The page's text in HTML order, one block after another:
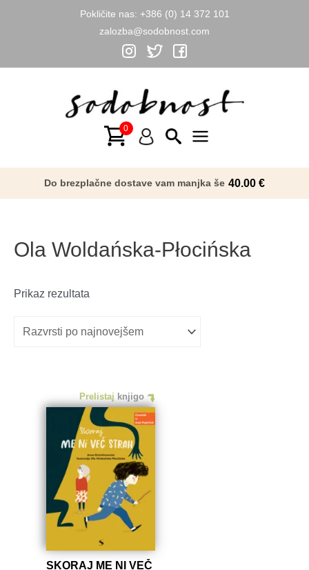
Pokličite nas: +386 (0) 14 372 101
zalozba@sodobnost.com
Menu
Do brezplačne dostave vam manjka še 40.00 €
Ola Woldańska-Płocińska
Prikaz rezultata
Prelistaj knjigo
SKORAJ ME NI VEČ